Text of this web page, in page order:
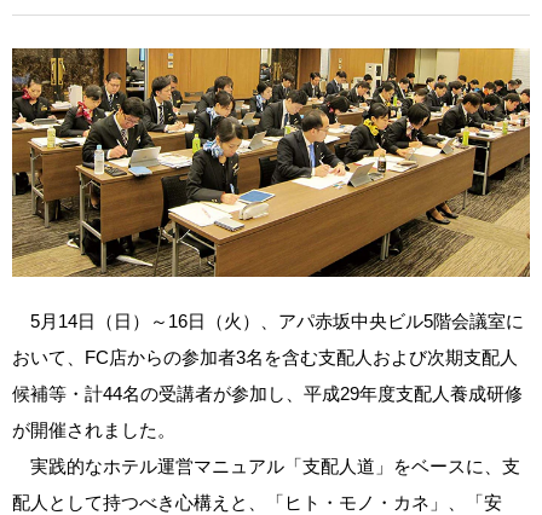
5月14日（日）～16日（火）、アパ赤坂中央ビル5階会議室に
おいて、FC店からの参加者3名を含む支配人および次期支配人
候補等・計44名の受講者が参加し、平成29年度支配人養成研修
が開催されました。
実践的なホテル運営マニュアル「支配人道」をベースに、支
配人として持つべき心構えと、「ヒト・モノ・カネ」、「安